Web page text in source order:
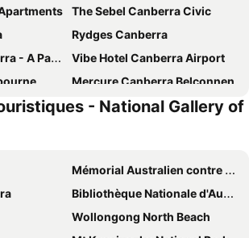
The Sebel Canberra Civic
Rydges Canberra
Hyatt Hotel
Vibe Hotel Canberra Airport
Mercure Canberra Belconnen
Canberra
ibis budget Canberra
QT Canberra
Centre
ibis Styles Canberra Eaglehawk
Abode Tuggeranong
- National Gallery of
Mémorial Australien contre les guerres
Bibliothèque Nationale d'Australie
Wollongong North Beach